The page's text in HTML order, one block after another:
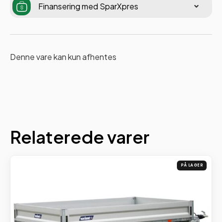
Finansering med SparXpres
Denne vare kan kun afhentes
Relaterede varer
PÅ LAGER